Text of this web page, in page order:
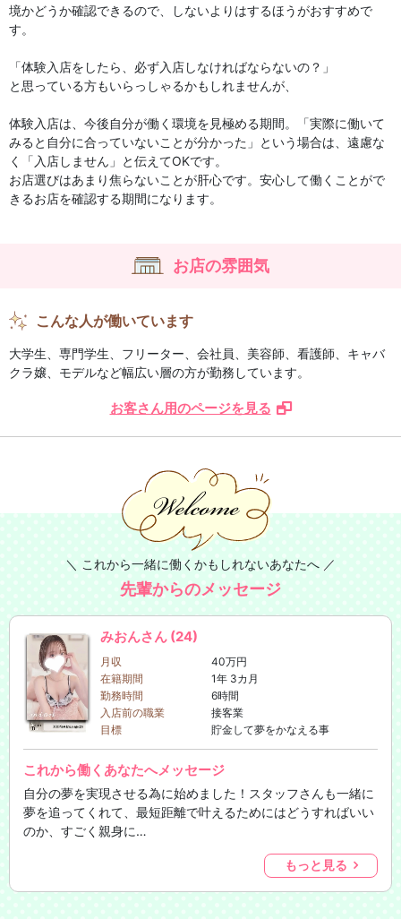
境かどうか確認できるので、しないよりはするほうがおすすめで
す。
「体験入店をしたら、必ず入店しなければならないの？」
と思っている方もいらっしゃるかもしれませんが、
体験入店は、今後自分が働く環境を見極める期間。「実際に働いて
みると自分に合っていないことが分かった」という場合は、遠慮な
く「入店しません」と伝えてOKです。
お店選びはあまり焦らないことが肝心です。安心して働くことがで
きるお店を確認する期間になります。
お店の雰囲気
こんな人が働いています
大学生、専門学生、フリーター、会社員、美容師、看護師、キャバ
クラ嬢、モデルなど幅広い層の方が勤務しています。
お客さん用のページを見る
＼ これから一緒に働くかもしれないあなたへ ／
先輩からのメッセージ
みおんさん (24)
月収
40万円
在籍期間
1年 3カ月
勤務時間
6時間
入店前の職業
接客業
目標
貯金して夢をかなえる事
これから働くあなたへメッセージ
自分の夢を実現させる為に始めました！スタッフさんも一緒に
夢を追ってくれて、最短距離で叶えるためにはどうすればいい
のか、すごく親身に…
もっと見る